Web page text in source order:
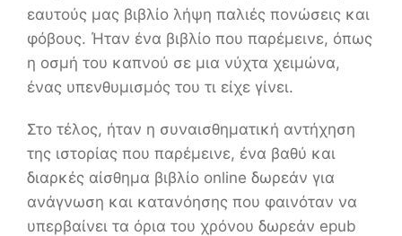
εαυτούς μας βιβλίο λήψη παλιές πονώσεις και
φόβους. Ήταν ένα βιβλίο που παρέμεινε, όπως
η οσμή του καπνού σε μια νύχτα χειμώνα,
ένας υπενθυμισμός του τι είχε γίνει.
Στο τέλος, ήταν η συναισθηματική αντήχηση
της ιστορίας που παρέμεινε, ένα βαθύ και
διαρκές αίσθημα βιβλίο online δωρεάν για
ανάγνωση και κατανόησης που φαινόταν να
υπερβαίνει τα όρια του χρόνου δωρεάν epub